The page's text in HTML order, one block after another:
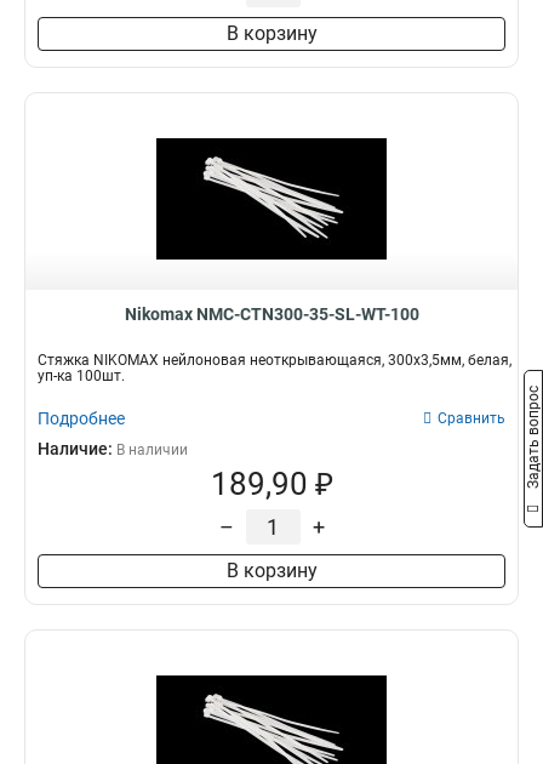
В корзину
Nikomax NMC-CTN300-35-SL-WT-100
Стяжка NIKOMAX нейлоновая неоткрывающаяся, 300х3,5мм, белая,
уп-ка 100шт.
Подробнее Сравнить
Наличие: В наличии
189,90 ₽
– +
В корзину
Задать вопрос